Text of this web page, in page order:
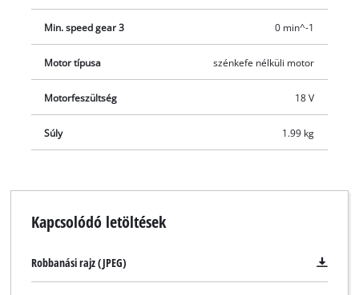
Min. speed gear 3 0 min^-1
Motor típusa szénkefe nélküli motor
Motorfeszültség 18 V
Súly 1.99 kg
Kapcsolódó letöltések
Robbanási rajz (JPEG)